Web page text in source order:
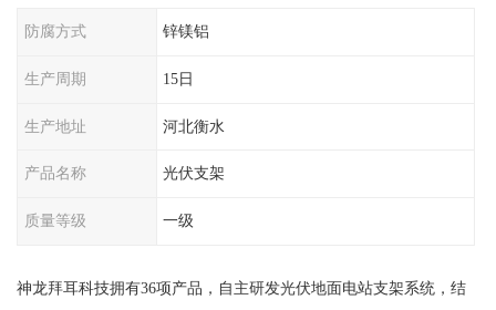
防腐方式 锌镁铝
生产周期 15日
生产地址 河北衡水
产品名称 光伏支架
质量等级 一级
神龙拜耳科技拥有36项产品，自主研发光伏地面电站支架系统，结